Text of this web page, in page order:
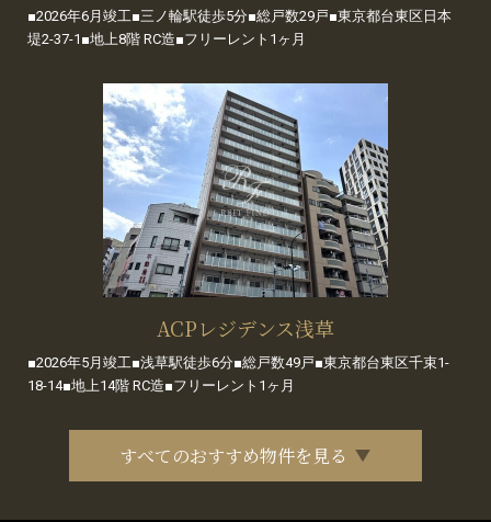
■2026年6月竣工■三ノ輪駅徒歩5分■総戸数29戸■東京都台東区日本
堤2-37-1■地上8階 RC造■フリーレント1ヶ月
ACPレジデンス浅草
■2026年5月竣工■浅草駅徒歩6分■総戸数49戸■東京都台東区千束1-
18-14■地上14階 RC造■フリーレント1ヶ月
すべてのおすすめ物件を見る